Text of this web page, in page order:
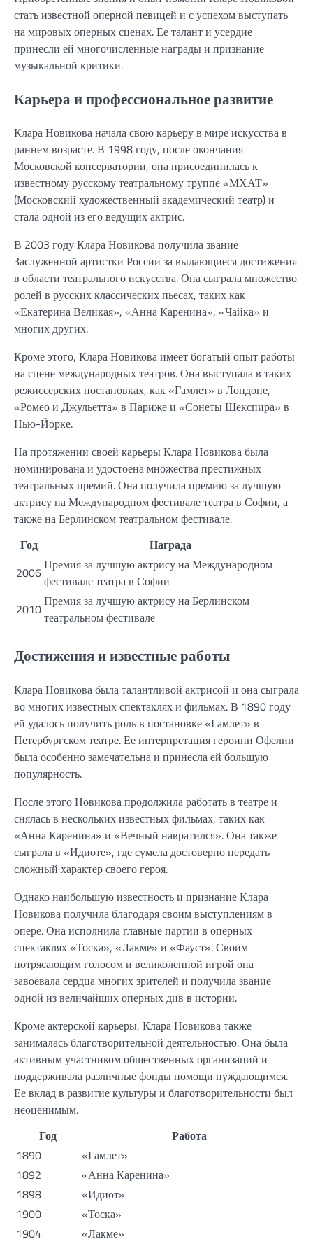
стать известной оперной певицей и с успехом выступать
на мировых оперных сценах. Ее талант и усердие
принесли ей многочисленные награды и признание
музыкальной критики.
Карьера и профессиональное развитие
Клара Новикова начала свою карьеру в мире искусства в
раннем возрасте. В 1998 году, после окончания
Московской консерватории, она присоединилась к
известному русскому театральному труппе «МХАТ»
(Московский художественный академический театр) и
стала одной из его ведущих актрис.
В 2003 году Клара Новикова получила звание
Заслуженной артистки России за выдающиеся достижения
в области театрального искусства. Она сыграла множество
ролей в русских классических пьесах, таких как
«Екатерина Великая», «Анна Каренина», «Чайка» и
многих других.
Кроме этого, Клара Новикова имеет богатый опыт работы
на сцене международных театров. Она выступала в таких
режиссерских постановках, как «Гамлет» в Лондоне,
«Ромео и Джульетта» в Париже и «Сонеты Шекспира» в
Нью-Йорке.
На протяжении своей карьеры Клара Новикова была
номинирована и удостоена множества престижных
театральных премий. Она получила премию за лучшую
актрису на Международном фестивале театра в Софии, а
также на Берлинском театральном фестивале.
Год
Награда
2006Премия за лучшую актрису на Международном
фестивале театра в Софии
2010Премия за лучшую актрису на Берлинском
театральном фестивале
Достижения и известные работы
Клара Новикова была талантливой актрисой и она сыграла
во многих известных спектаклях и фильмах. В 1890 году
ей удалось получить роль в постановке «Гамлет» в
Петербургском театре. Ее интерпретация героини Офелии
была особенно замечательна и принесла ей большую
популярность.
После этого Новикова продолжила работать в театре и
снялась в нескольких известных фильмах, таких как
«Анна Каренина» и «Вечный навратился». Она также
сыграла в «Идиоте», где сумела достоверно передать
сложный характер своего героя.
Однако наибольшую известность и признание Клара
Новикова получила благодаря своим выступлениям в
опере. Она исполнила главные партии в оперных
спектаклях «Тоска», «Лакме» и «Фауст». Своим
потрясающим голосом и великолепной игрой она
завоевала сердца многих зрителей и получила звание
одной из величайших оперных див в истории.
Кроме актерской карьеры, Клара Новикова также
занималась благотворительной деятельностью. Она была
активным участником общественных организаций и
поддерживала различные фонды помощи нуждающимся.
Ее вклад в развитие культуры и благотворительности был
неоценимым.
Год
Работа
1890
«Гамлет»
1892
«Анна Каренина»
1898
«Идиот»
1900
«Тоска»
1904
«Лакме»